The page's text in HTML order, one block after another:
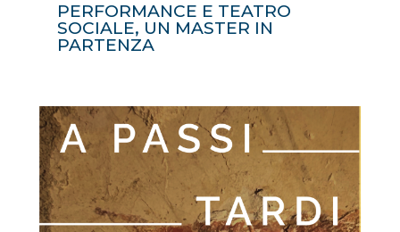
PERFORMANCE E TEATRO
SOCIALE, UN MASTER IN
PARTENZA